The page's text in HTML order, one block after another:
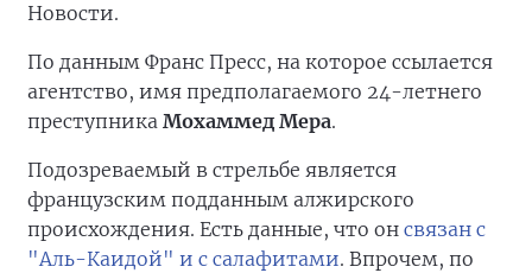
Новости.
По данным Франс Пресс, на которое ссылается
агентство, имя предполагаемого 24-летнего
преступника Мохаммед Мера.
Подозреваемый в стрельбе является
французским подданным алжирского
происхождения. Есть данные, что он связан с
"Аль-Каидой" и с салафитами. Впрочем, по